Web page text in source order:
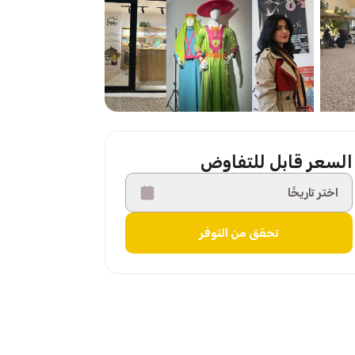
السعر قابل للتفاوض
اختر تاريخًا
تحقق من التوفر